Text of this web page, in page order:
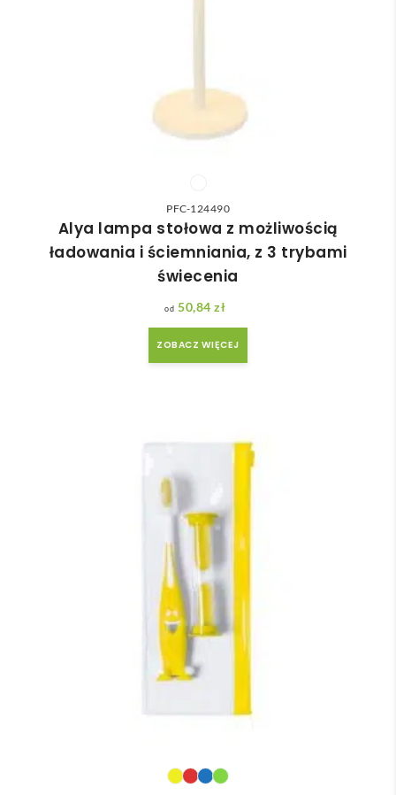
PFC-124490
Alya lampa stołowa z możliwością
ładowania i ściemniania, z 3 trybami
świecenia
50,84zł
ZOBACZ WIĘCEJ